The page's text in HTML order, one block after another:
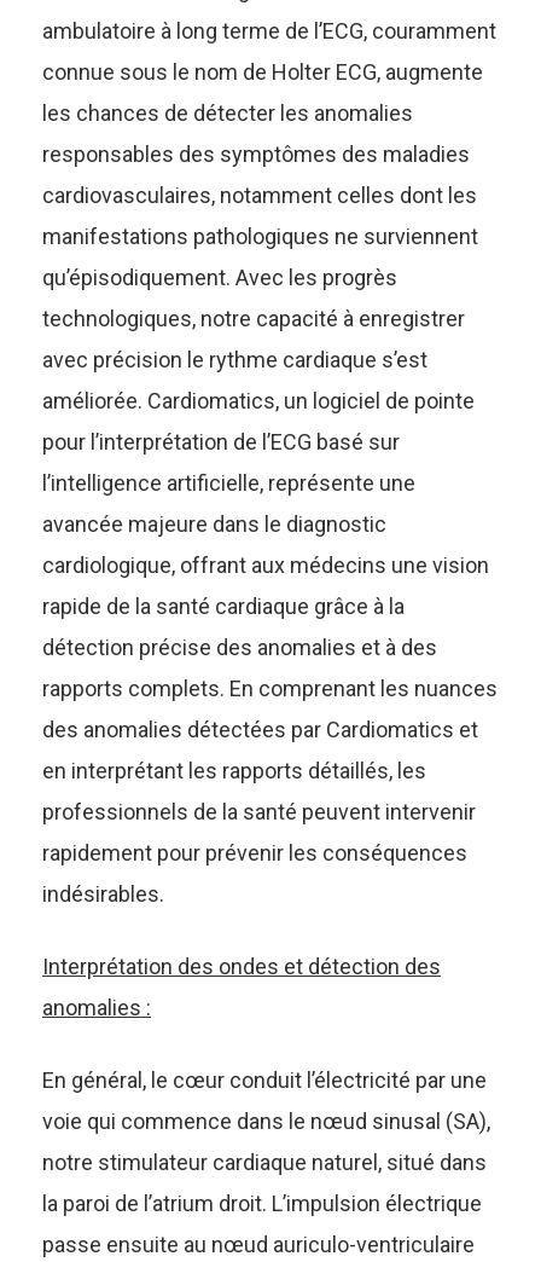
ambulatoire à long terme de l’ECG, couramment
connue sous le nom de Holter ECG, augmente
les chances de détecter les anomalies
responsables des symptômes des maladies
cardiovasculaires, notamment celles dont les
manifestations pathologiques ne surviennent
qu’épisodiquement. Avec les progrès
technologiques, notre capacité à enregistrer
avec précision le rythme cardiaque s’est
améliorée. Cardiomatics, un logiciel de pointe
pour l’interprétation de l’ECG basé sur
l’intelligence artificielle, représente une
avancée majeure dans le diagnostic
cardiologique, offrant aux médecins une vision
rapide de la santé cardiaque grâce à la
détection précise des anomalies et à des
rapports complets. En comprenant les nuances
des anomalies détectées par Cardiomatics et
en interprétant les rapports détaillés, les
professionnels de la santé peuvent intervenir
rapidement pour prévenir les conséquences
indésirables.
Interprétation des ondes et détection des
anomalies :
En général, le cœur conduit l’électricité par une
voie qui commence dans le nœud sinusal (SA),
notre stimulateur cardiaque naturel, situé dans
la paroi de l’atrium droit. L’impulsion électrique
passe ensuite au nœud auriculo-ventriculaire